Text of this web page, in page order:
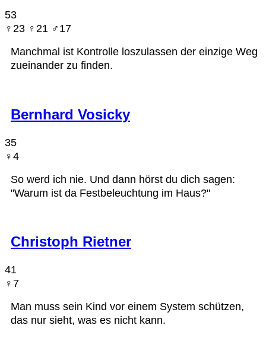
53
♀︎23 ♀︎21 ♂︎17
Manchmal ist Kontrolle loszulassen der einzige Weg
zueinander zu finden.
Bernhard Vosicky
35
♀︎4
So werd ich nie. Und dann hörst du dich sagen:
"Warum ist da Festbeleuchtung im Haus?"
Christoph Rietner
41
♀︎7
Man muss sein Kind vor einem System schützen,
das nur sieht, was es nicht kann.